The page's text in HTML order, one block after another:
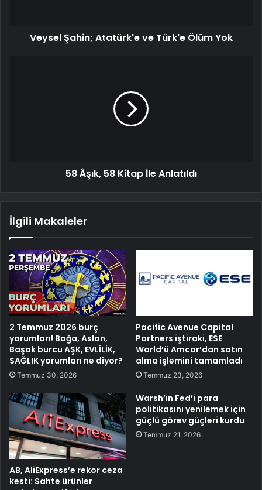
Veysel Şahin; Atatürk'e ve Türk'e Ölüm Yok
58 Âşık, 58 Kitap İle Anlatıldı
İlgili Makaleler
2 Temmuz 2026 burç
yorumları! Boğa, Aslan,
Başak burcu AŞK, EVLİLİK,
SAĞLIK yorumları ne diyor?
Temmuz 30, 2026
Pacific Avenue Capital
Partners iştiraki, ESE
World’ü Amcor’dan satın
alma işlemini tamamladı
Temmuz 23, 2026
AB, AliExpress’e rekor ceza
kesti: Sahte ürünler
Warsh’ın Fed’i para
politikasını yenilemek için
güçlü görev güçleri kurdu
Temmuz 21, 2026